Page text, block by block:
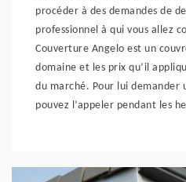
procéder à des demandes de
professionnel à qui vous allez
Couverture Angelo est un
domaine et les prix qu’il
du marché. Pour lui demander
pouvez l’appeler pendant les